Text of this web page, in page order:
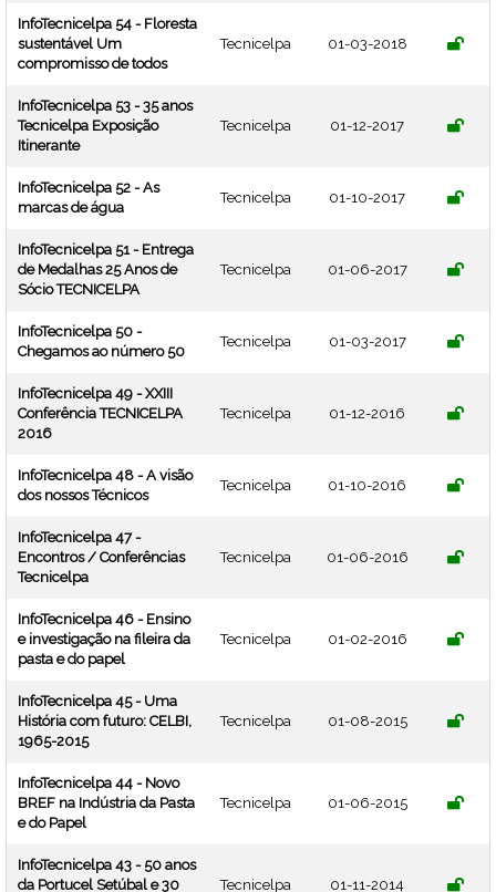
InfoTecnicelpa 54 - Floresta
sustentável Um
compromisso de todos
Tecnicelpa 01-03-2018
InfoTecnicelpa 53 - 35 anos
Tecnicelpa Exposição
Itinerante
Tecnicelpa 01-12-2017
InfoTecnicelpa 52 - As
marcas de água
Tecnicelpa 01-10-2017
InfoTecnicelpa 51 - Entrega
de Medalhas 25 Anos de
Sócio TECNICELPA
Tecnicelpa 01-06-2017
InfoTecnicelpa 50 -
Chegamos ao número 50
Tecnicelpa 01-03-2017
InfoTecnicelpa 49 - XXIII
Conferência TECNICELPA
2016
Tecnicelpa 01-12-2016
InfoTecnicelpa 48 - A visão
dos nossos Técnicos
Tecnicelpa 01-10-2016
InfoTecnicelpa 47 -
Encontros / Conferências
Tecnicelpa
Tecnicelpa 01-06-2016
InfoTecnicelpa 46 - Ensino
e investigação na fileira da
pasta e do papel
Tecnicelpa 01-02-2016
InfoTecnicelpa 45 - Uma
História com futuro: CELBI,
1965-2015
Tecnicelpa 01-08-2015
InfoTecnicelpa 44 - Novo
BREF na Indústria da Pasta
e do Papel
Tecnicelpa 01-06-2015
InfoTecnicelpa 43 - 50 anos
da Portucel Setúbal e 30
Tecnicelpa 01-11-2014